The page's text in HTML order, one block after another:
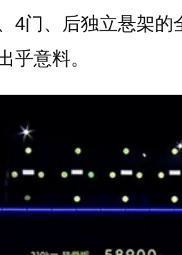
4门、后独立悬架
乎意料。